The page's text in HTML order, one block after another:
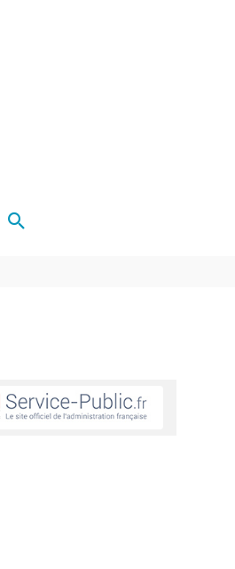
Rechercher